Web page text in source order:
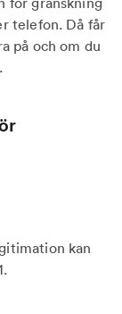
telefon. Då får
på och om du
kan